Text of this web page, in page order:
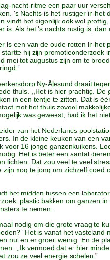
nacht-ritme een paar uur
's Nachts is het rustiger in
vindt het eigenlijk ook wel
is. Als het 's nachts rustig is,
is een van de oude rotten in het
hij zijn promotieonderzoek
mei tot augustus zijn om te
Ny-Ålesund draait
thuis. ,,Het is hier prachtig.
in een tentje te zitten. Dat is
met het thuis zoveel
was geweest, had ik het
van het Nederlands
In de kleine keuken van een
voor 16 jonge ganzenkuikens.
Het is beter een aantal
lichten. Dat zou veel te veel
zijn nog te jong om zichzelf
het midden tussen een
plastic bakken om ganzen
te nemen.
nodig om die grote vraag te
Het is vanaf het
nul en er groeit weinig. En de
,,Ik vermoed dat er hier
zou ze veel energie schelen.”